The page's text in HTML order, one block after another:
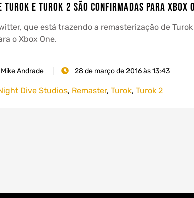
Turok e Turok 2 são confirmadas para Xbox
que está trazendo a remasterização de
o Xbox One.
Andrade 28 de março de 2016 às 13:43
Dive Studios, Remaster, Turok, Turok 2